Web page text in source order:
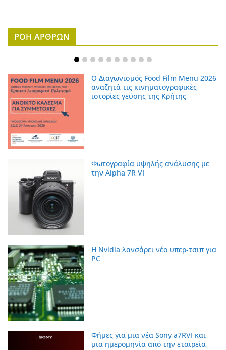
ΡΟΗ ΑΡΘΡΩΝ
Ο Διαγωνισμός Food Film Menu 2026
αναζητά τις κινηματογραφικές
ιστορίες γεύσης της Κρήτης
Φωτογραφία υψηλής ανάλυσης με
την Alpha 7R VI
Η Nvidia λανσάρει νέο υπερ-τσιπ για
PC
Φήμες για μια νέα Sony a7RVI και
μια ημερομηνία από την εταιρεία